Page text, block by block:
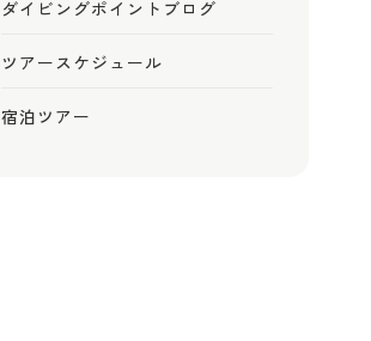
ダイビングポイントブログ
ツアースケジュール
宿泊ツアー